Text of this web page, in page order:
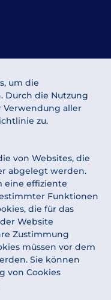
Daten
.
um die
Durch die Nutzung
Verwendung aller
zu.
von Websites, die
abgelegt werden.
eine effiziente
Funktionen
die für das
Website
Zustimmung
müssen vor dem
Sie können
von Cookies